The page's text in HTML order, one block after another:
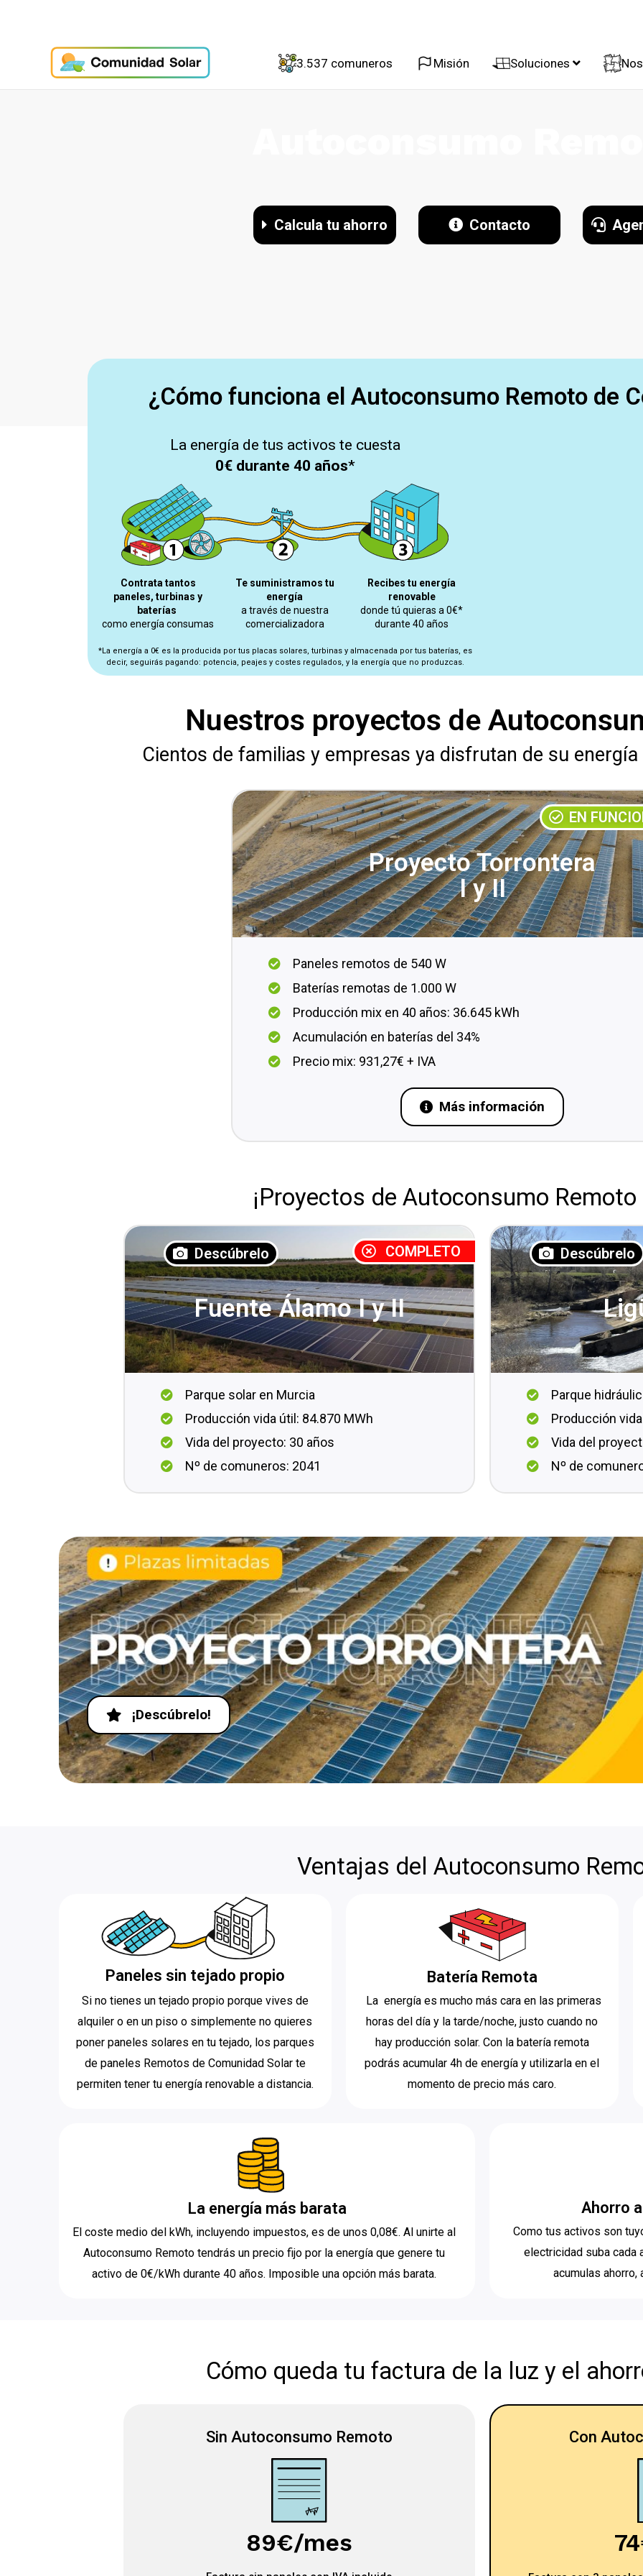
3.537 comuneros Misión Soluciones
Calcula tu ahorro Contacto
¿Cómo funciona el Autoconsumo Remoto de
La energía de tus activos te cuesta
0€ durante 40 años*
Contrata tantos
paneles,turbinas y
baterías
como energía consumas
Te suministramos tu
energía
a través de nuestra
comercializadora
Recibes tu energía
renovable
donde tú quieras a 0€*
durante 40 años
*La energía a 0€ es la producida por tus placas solares, turbinas y almacenada por tus baterías, es
decir, seguirás pagando: potencia, peajes y costes regulados, y la energía que no produzcas.
Nuestros proyectos de
Cientos de familias y empresas ya disfrutan de su
EN
Proyecto Torrontera
I y II
Paneles remotos de 540 W
Baterías remotas de 1.000 W
Producción mix en 40 años: 36.645 kWh
Acumulación en baterías del 34%
Precio mix: 931,27€ + IVA
Más información
¡Proyectos de Autoconsumo
COMPLETO
Fuente Álamo I y II
Descúbrelo
Parque solar en Murcia
Producción vida útil: 84.870 MWh
Vida del proyecto: 30 años
Nº de comuneros: 2041
Descúbrelo
Parque
Producción
Vida del
Nº de
¡Descúbrelo!
Ventajas del Autoconsumo
Paneles sin tejado propio
Si no tienes un tejado propio porque vives de
alquiler o en un piso o simplemente no quieres
poner paneles solares en tu tejado, los parques
de paneles Remotos de Comunidad Solar te
permiten tener tu energía renovable a distancia.
Batería Remota
La energía es mucho más cara en las primeras
horas del día y la tarde/noche, justo cuando no
hay producción solar. Con la batería remota
podrás acumular 4h de energía y utilizarla en el
momento de precio más caro.
La energía más barata
El coste medio del kWh, incluyendo impuestos, es de unos 0,08€. Al unirte al
Autoconsumo Remoto tendrás un precio fijo por la energía que genere tu
activo de 0€/kWh durante 40 años. Imposible una opción más barata.
Ahorro
Como tus activos son
electricidad suba cada
acumulas
Cómo queda tu factura de la luz y el
Sin Autoconsumo Remoto
89€/mes
Con